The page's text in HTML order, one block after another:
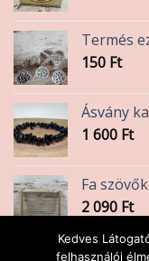
Termés
150 Ft
Ásvány
1 600 Ft
Fa
2 090 Ft
Uni-ball
Kedves
felhasználói